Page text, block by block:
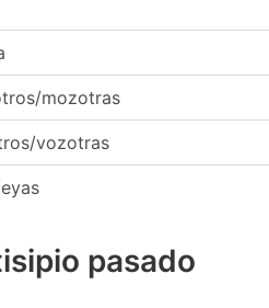
mozotras
vozotras
pasado